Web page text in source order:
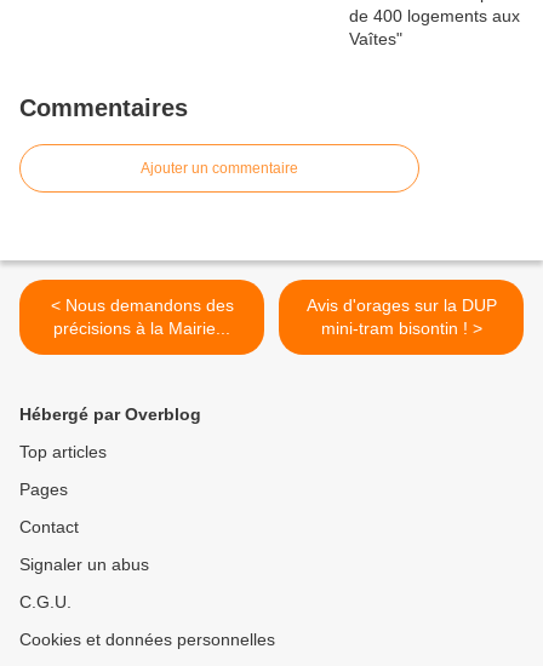
Commentaires
Ajouter un commentaire
< Nous demandons des
précisions à la Mairie...
Avis d'orages sur la DUP
mini-tram bisontin ! >
Hébergé par Overblog
Top articles
Pages
Contact
Signaler un abus
C.G.U.
Cookies et données personnelles